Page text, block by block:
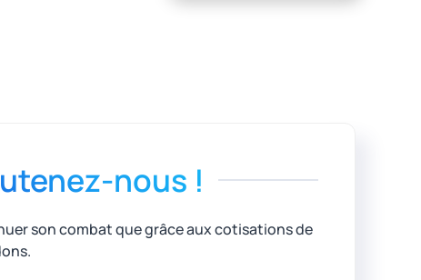
nous !
son combat que grâce aux cotisations de